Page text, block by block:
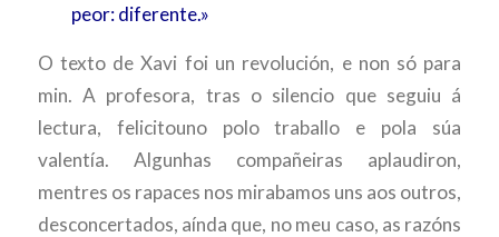
peor: diferente.»
O texto de Xavi foi un revolución, e non só para
min. A profesora, tras o silencio que seguiu á
lectura, felicitouno polo traballo e pola súa
valentía. Algunhas compañeiras aplaudiron,
mentres os rapaces nos mirabamos uns aos outros,
desconcertados, aínda que, no meu caso, as razóns